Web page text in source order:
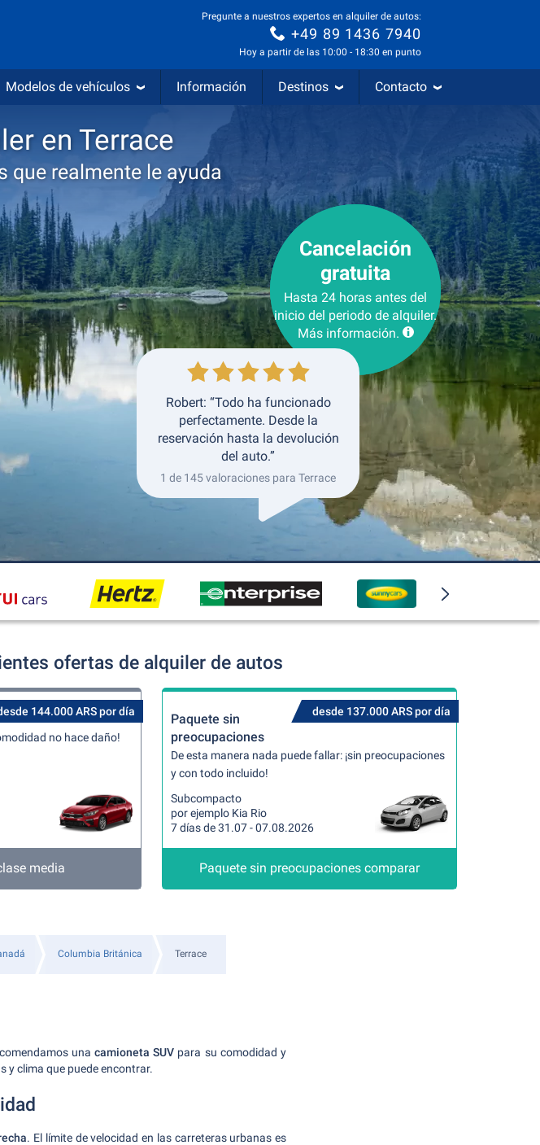
Pregunte a nuestros expertos en alquiler de autos:
+49 89 1436 7940
Hoy a partir de las 10:00 - 18:30 en punto
Modelos de vehículos Información Destinos Contacto
en Terrace
que realmente le ayuda
Devolución
Cancelación
gratuita
Hasta 24 horas antes del
inicio del periodo de alquiler.
Más información.
Robert: “Todo ha funcionado
perfectamente. Desde la
reservación hasta la devolución
del auto.”
1 de 145 valoraciones para Terrace
ofertas de alquiler de autos
144.000 ARS por día
no hace daño!
media
desde 137.000 ARS por día
Paquete sin
preocupaciones
De esta manera nada puede fallar: ¡sin preocupaciones
y con todo incluido!
Subcompacto
por ejemplo Kia Rio
7 días de 31.07 - 07.08.2026
Paquete sin preocupaciones comparar
Columbia Británica Terrace
unacamioneta SUV para su comodidad y
y clima que puede encontrar.
. El límite de velocidad en las carreteras urbanas es